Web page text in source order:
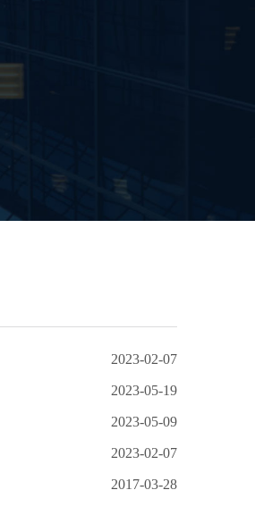
2023-02-07
2023-05-19
2023-05-09
2023-02-07
2017-03-28